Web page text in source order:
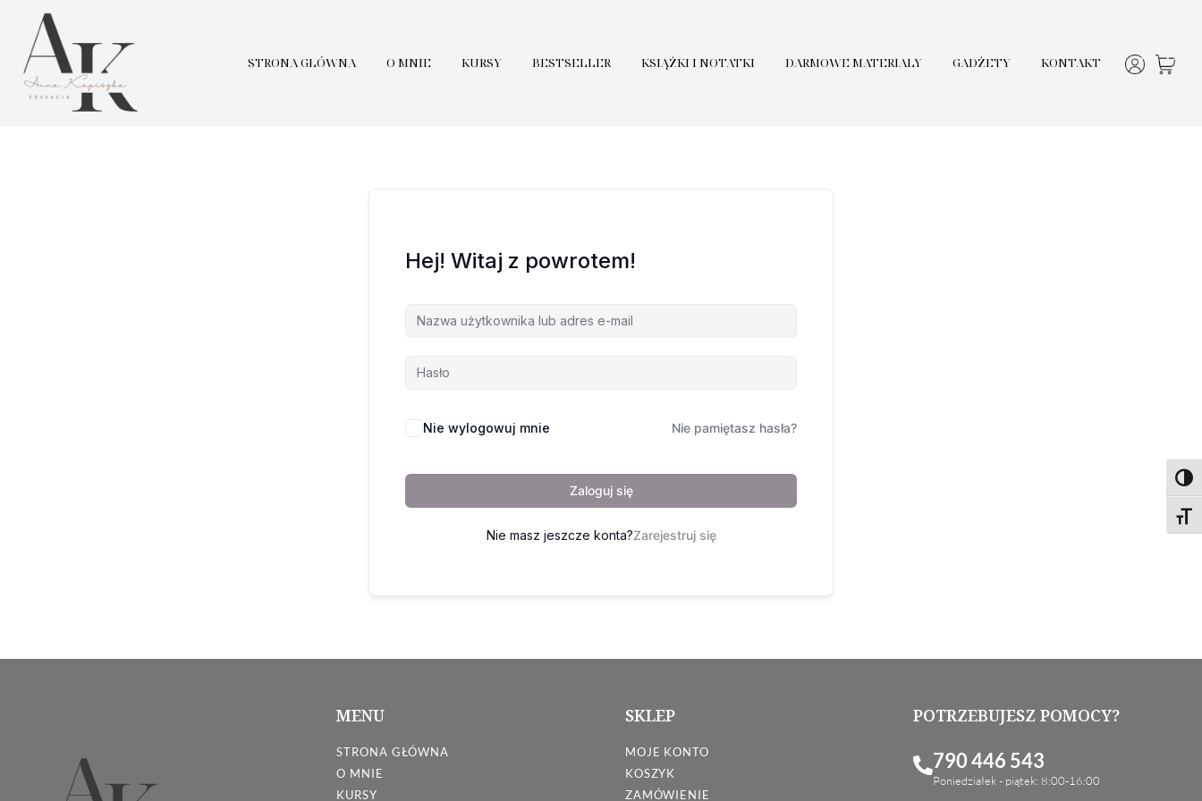
STRONA GŁÓWNA O MNIE KURSY BESTSELLER KSIĄŻKI I NOTATKI DARMOWE MATERIAŁY GADŻETY KONTAKT
Hej! Witaj z powrotem!
Nie wylogowuj mnie Nie pamiętasz hasła?
Zaloguj się
Nie masz jeszcze konta?Zarejestruj się
MENU
STRONA GŁÓWNA
O MNIE
KURSY
SKLEP
MOJE KONTO
KOSZYK
ZAMÓWIENIE
POTRZEBUJESZ POMOCY?
790 446 543
Poniedziałek - piątek: 8:00-16:00